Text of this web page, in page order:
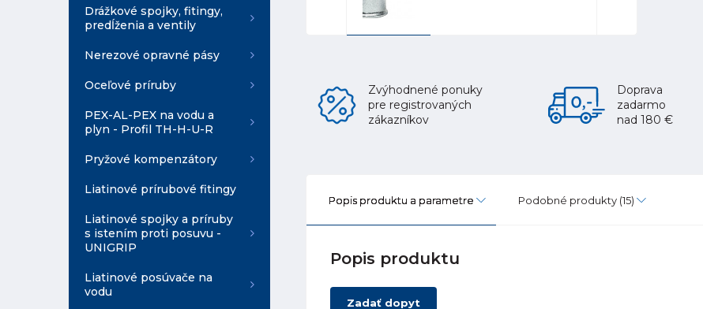
Drážkové spojky, fitingy,
predĺženia a ventily
Nerezové opravné pásy
Oceľové príruby
PEX-AL-PEX na vodu a
plyn - Profil TH-H-U-R
Pryžové kompenzátory
Liatinové prírubové fitingy
Liatinové spojky a príruby
s istením proti posuvu -
UNIGRIP
Liatinové posúvače na
vodu
Zvýhodnené ponuky
pre registrovaných
zákazníkov
Doprava
zadarmo
nad 180 €
Popis produktu a parametre Podobné produkty (15)
Popis produktu
Zadať dopyt